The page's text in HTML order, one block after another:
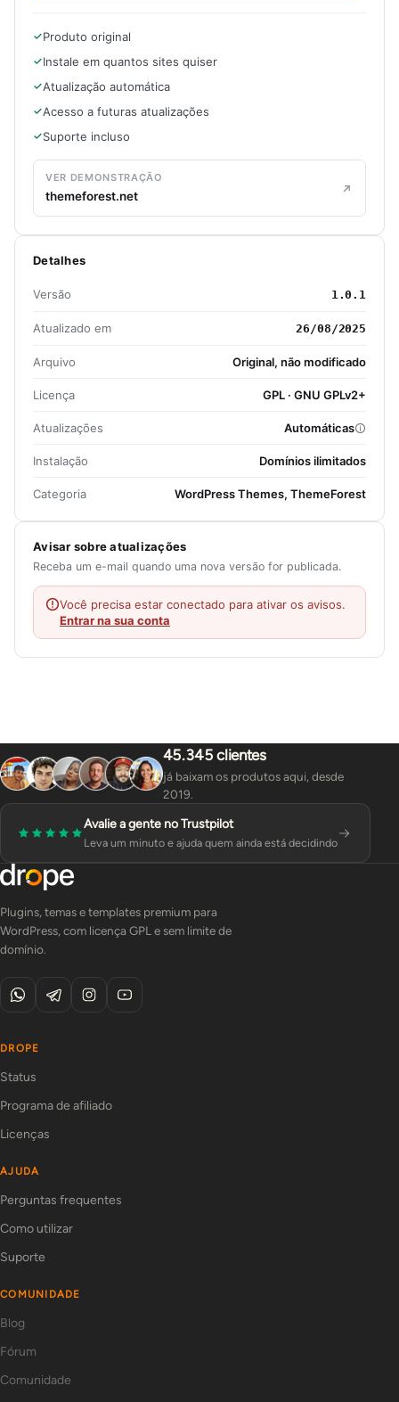
Produto original
Instale em quantos sites quiser
Atualização automática
Acesso a futuras atualizações
Suporte incluso
VER DEMONSTRAÇÃO
themeforest.net
Detalhes
Versão 1.0.1
Atualizado em 26/08/2025
Arquivo Original, não modificado
Licença GPL · GNU GPLv2+
Atualizações Automáticas
Instalação Domínios ilimitados
Categoria WordPress Themes, ThemeForest
Avisar sobre atualizações
Receba um e-mail quando uma nova versão for publicada.
Você precisa estar conectado para ativar os avisos.
Entrar na sua conta
45.345 clientes
já baixam os produtos aqui, desde
2019.
Avalie a gente no Trustpilot
Leva um minuto e ajuda quem ainda está decidindo
Plugins, temas e templates premium para
WordPress, com licença GPL e sem limite de
domínio.
DROPE
Status
Programa de afiliado
Licenças
AJUDA
Perguntas frequentes
Como utilizar
Suporte
COMUNIDADE
Blog
Fórum
Comunidade